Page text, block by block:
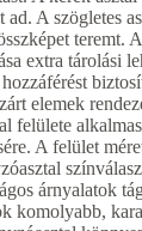
ad. A szögletes
teremt. A
extra tárolási
elemek
felülete
A felület
árnyalatok
komolyabb,